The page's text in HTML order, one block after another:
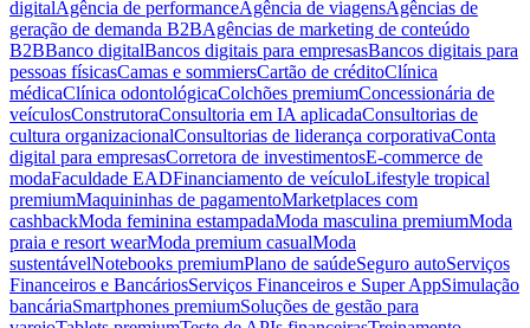
digitalAgência de performanceAgência de viagensAgências de
geração de demanda B2BAgências de marketing de conteúdo
B2BBanco digitalBancos digitais para empresasBancos digitais para
pessoas físicasCamas e sommiersCartão de créditoClínica
médicaClínica odontológicaColchões premiumConcessionária de
veículosConstrutoraConsultoria em IA aplicadaConsultorias de
cultura organizacionalConsultorias de liderança corporativaConta
digital para empresasCorretora de investimentosE-commerce de
modaFaculdade EADFinanciamento de veículoLifestyle tropical
premiumMaquininhas de pagamentoMarketplaces com
cashbackModa feminina estampadaModa masculina premiumModa
praia e resort wearModa premium casualModa
sustentávelNotebooks premiumPlano de saúdeSeguro autoServiços
Financeiros e BancáriosServiços Financeiros e Super AppSimulação
bancáriaSmartphones premiumSoluções de gestão para